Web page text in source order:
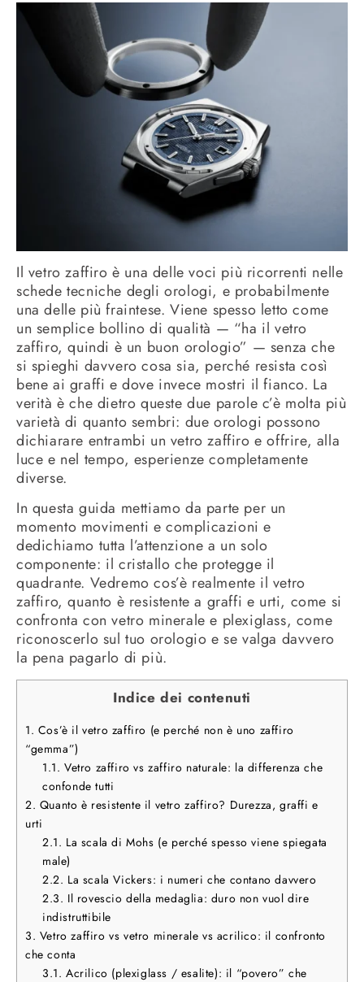
Il vetro zaffiro è una delle voci più ricorrenti nelle
schede tecniche degli orologi, e probabilmente
una delle più fraintese. Viene spesso letto come
un semplice bollino di qualità — “ha il vetro
zaffiro, quindi è un buon orologio” — senza che
si spieghi davvero cosa sia, perché resista così
bene ai graffi e dove invece mostri il fianco. La
verità è che dietro queste due parole c’è molta più
varietà di quanto sembri: due orologi possono
dichiarare entrambi un vetro zaffiro e offrire, alla
luce e nel tempo, esperienze completamente
diverse.
In questa guida mettiamo da parte per un
momento movimenti e complicazioni e
dedichiamo tutta l’attenzione a un solo
componente: il cristallo che protegge il
quadrante. Vedremo cos’è realmente il vetro
zaffiro, quanto è resistente a graffi e urti, come si
confronta con vetro minerale e plexiglass, come
riconoscerlo sul tuo orologio e se valga davvero
la pena pagarlo di più.
Indice dei contenuti
1. Cos’è il vetro zaffiro (e perché non è uno zaffiro
“gemma”)
1.1. Vetro zaffiro vs zaffiro naturale: la differenza che
confonde tutti
2. Quanto è resistente il vetro zaffiro? Durezza, graffi e
urti
2.1. La scala di Mohs (e perché spesso viene spiegata
male)
2.2. La scala Vickers: i numeri che contano davvero
2.3. Il rovescio della medaglia: duro non vuol dire
indistruttibile
3. Vetro zaffiro vs vetro minerale vs acrilico: il confronto
che conta
3.1. Acrilico (plexiglass / esalite): il “povero” che